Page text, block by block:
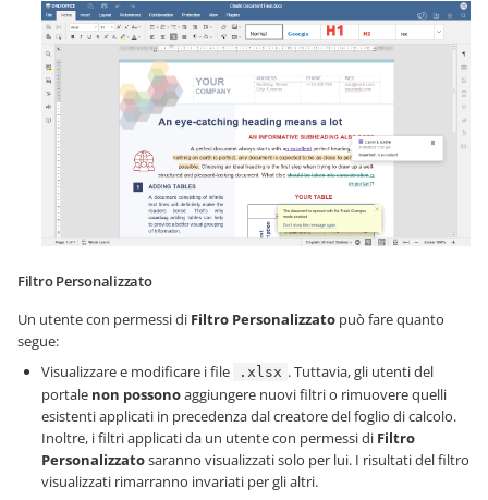
Filtro Personalizzato
Un utente con permessi di Filtro Personalizzato può fare quanto
segue:
Visualizzare e modificare i file
.xlsx . Tuttavia, gli utenti del
portale non possonoaggiungere nuovi filtri o rimuovere quelli
esistenti applicati in precedenza dal creatore del foglio di calcolo.
Inoltre, i filtri applicati da un utente con permessi di Filtro
Personalizzatosaranno visualizzati solo per lui. I risultati del filtro
visualizzati rimarranno invariati per gli altri.